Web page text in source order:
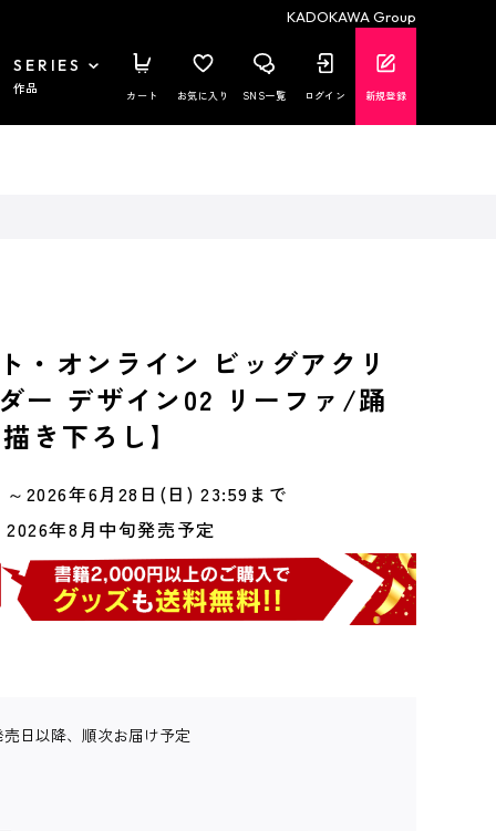
KADOKAWA Group
SERIES
作品 カート お気に入り SNS一覧 ログイン 新規登録
・オンライン ビッグアクリ
ー デザイン02 リーファ/踊
き下ろし】
～2026年6月28日(日) 23:59まで
2026年8月中旬発売予定
売日以降、順次お届け予定